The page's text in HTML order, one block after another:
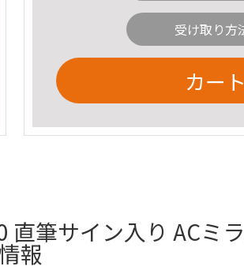
受け取り方
カー
筆サイン入り ACミ
報